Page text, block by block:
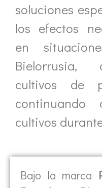
soluciones
los efectos
en
Bielorrusia,
cultivos de
cultivos
Bajo la marca